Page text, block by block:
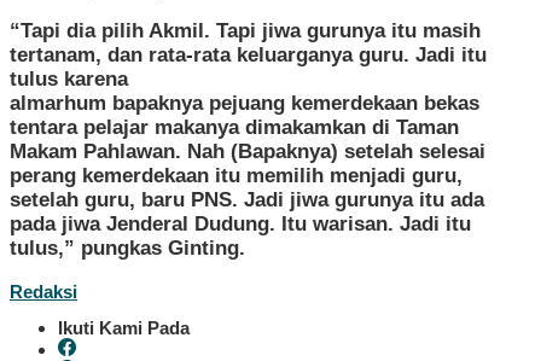
“Tapi dia pilih Akmil. Tapi jiwa gurunya itu masih
tertanam, dan rata-rata keluarganya guru. Jadi itu
tulus karena
almarhum bapaknya pejuang kemerdekaan bekas
tentara pelajar makanya dimakamkan di Taman
Makam Pahlawan. Nah (Bapaknya) setelah selesai
perang kemerdekaan itu memilih menjadi guru,
setelah guru, baru PNS. Jadi jiwa gurunya itu ada
pada jiwa Jenderal Dudung. Itu warisan. Jadi itu
tulus,” pungkas Ginting.
Redaksi
Ikuti Kami Pada